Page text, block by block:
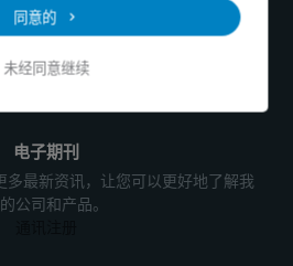
同意的
未经同意继续
电子期刊
多最新资讯，让您可以更好地了解我
公司和产品。